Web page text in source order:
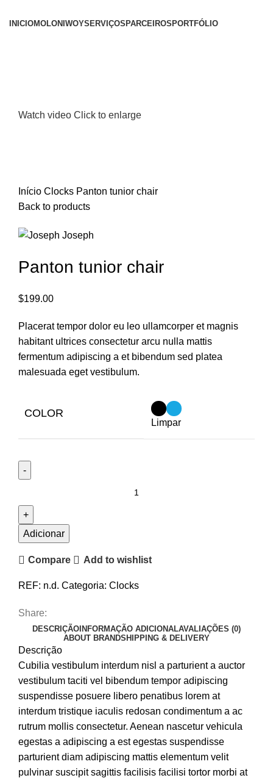
INICIOMOLONI WOYSERVIÇOS PARCEIROS PORTFÓLIO
Watch video Click to enlarge
Início Clocks Panton tunior chair
Back to products
Panton tunior chair
$199.00
Placerat tempor dolor eu leo ullamcorper et magnis
habitant ultrices consectetur arcu nulla mattis
fermentum adipiscing a et bibendum sed platea
malesuada eget vestibulum.
COLOR
Limpar
Adicionar
Compare Add to wishlist
REF: n.d. Categoria: Clocks
Share:
DESCRIÇÃOINFORMAÇÃO ADICIONALAVALIAÇÕES (0)
ABOUT BRANDSHIPPING & DELIVERY
Descrição
Cubilia vestibulum interdum nisl a parturient a auctor
vestibulum taciti vel bibendum tempor adipiscing
suspendisse posuere libero penatibus lorem at
interdum tristique iaculis redosan condimentum a ac
rutrum mollis consectetur. Aenean nascetur vehicula
egestas a adipiscing a est egestas suspendisse
parturient diam adipiscing mattis elementum velit
pulvinar suscipit sagittis facilisis facilisi tortor morbi at